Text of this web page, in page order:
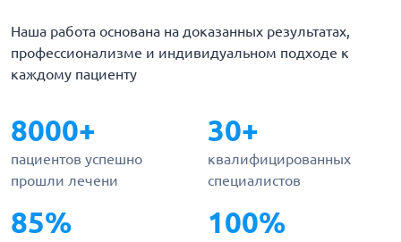
Наша работа основана на доказанных результатах,
профессионализме и индивидуальном подходе к
каждому пациенту
8000+
пациентов успешно
прошли лечени
30+
квалифицированных
специалистов
85% 100%